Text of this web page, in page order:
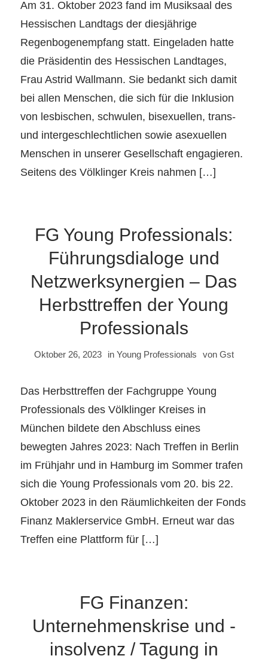
Am 31. Oktober 2023 fand im Musiksaal des
Hessischen Landtags der diesjährige
Regenbogenempfang statt. Eingeladen hatte
die Präsidentin des Hessischen Landtages,
Frau Astrid Wallmann. Sie bedankt sich damit
bei allen Menschen, die sich für die Inklusion
von lesbischen, schwulen, bisexuellen, trans-
und intergeschlechtlichen sowie asexuellen
Menschen in unserer Gesellschaft engagieren.
Seitens des Völklinger Kreis nahmen […]
FG Young Professionals:
Führungsdialoge und
Netzwerksynergien – Das
Herbsttreffen der Young
Professionals
Oktober 26, 2023 in Young Professionals von Gst
Das Herbsttreffen der Fachgruppe Young
Professionals des Völklinger Kreises in
München bildete den Abschluss eines
bewegten Jahres 2023: Nach Treffen in Berlin
im Frühjahr und in Hamburg im Sommer trafen
sich die Young Professionals vom 20. bis 22.
Oktober 2023 in den Räumlichkeiten der Fonds
Finanz Maklerservice GmbH. Erneut war das
Treffen eine Plattform für […]
FG Finanzen:
Unternehmenskrise und -
insolvenz / Tagung in